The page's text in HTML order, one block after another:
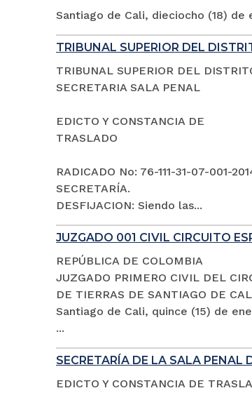
Santiago de Cali, dieciocho (18) de
TRIBUNAL SUPERIOR DEL
TRIBUNAL SUPERIOR DEL
SECRETARIA SALA PENAL
EDICTO Y CONSTANCIA DE
TRASLADO
RADICADO No: 76-111-31-07-001-
SECRETARÍA.
DESFIJACION: Siendo las...
JUZGADO 001 CIVIL CIRCUITO
REPÚBLICA DE COLOMBIA
JUZGADO PRIMERO CIVIL DEL
DE TIERRAS DE SANTIAGO DE
Santiago de Cali, quince (15) de
...
SECRETARÍA DE LA SALA PENAL
EDICTO Y CONSTANCIA DE